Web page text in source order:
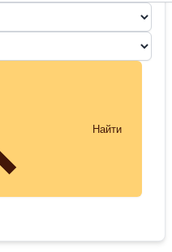
Найти